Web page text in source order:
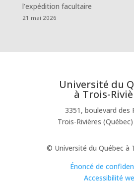
l’expédition facultaire
21 mai 2026
Université du
à Trois-
3351, boulevard des
Trois-Rivières
© Université du Québec à
Énoncé de
Accessibilité